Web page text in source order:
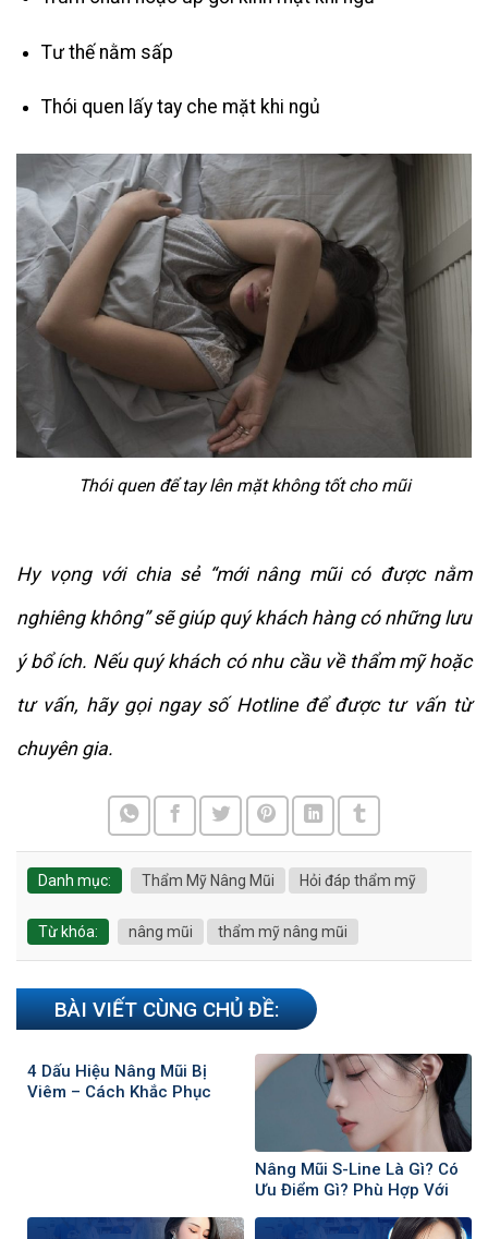
Tư thế nằm sấp
Thói quen lấy tay che mặt khi ngủ
Thói quen để tay lên mặt không tốt cho mũi
Hy vọng với chia sẻ “mới nâng mũi có được nằm
nghiêng không” sẽ giúp quý khách hàng có những lưu
ý bổ ích. Nếu quý khách có nhu cầu về thẩm mỹ hoặc
tư vấn, hãy gọi ngay số Hotline để được tư vấn từ
chuyên gia.
Danh mục: Thẩm Mỹ Nâng Mũi Hỏi đáp thẩm mỹ
Từ khóa: nâng mũi thẩm mỹ nâng mũi
BÀI VIẾT CÙNG CHỦ ĐỀ:
4 Dấu Hiệu Nâng Mũi Bị
Viêm – Cách Khắc Phục
Nâng Mũi S-Line Là Gì? Có
Ưu Điểm Gì? Phù Hợp Với